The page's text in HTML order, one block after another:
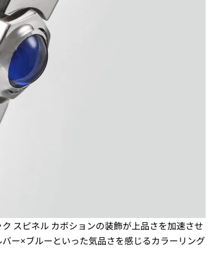
スピネル カボションの装飾が上品さを加速させ
ー×ブルーといった気品さを感じるカラーリング